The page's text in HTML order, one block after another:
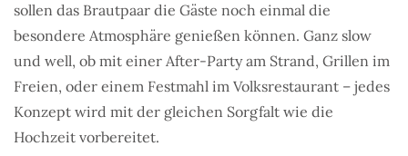
sollen das Brautpaar die Gäste noch einmal die
besondere Atmosphäre genießen können. Ganz slow
und well, ob mit einer After-Party am Strand, Grillen im
Freien, oder einem Festmahl im Volksrestaurant – jedes
Konzept wird mit der gleichen Sorgfalt wie die
Hochzeit vorbereitet.